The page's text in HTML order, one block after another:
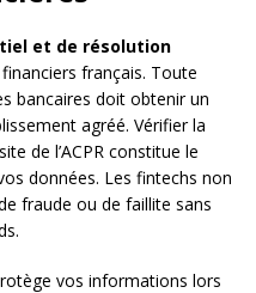
et de résolution
français. Toute
bancaires doit obtenir un
agréé. Vérifier la
de l’ACPR constitue le
données. Les fintechs non
fraude ou de faillite sans
vos informations lors